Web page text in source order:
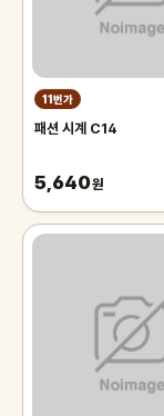
11번가
패션 시계 C14
5,640원